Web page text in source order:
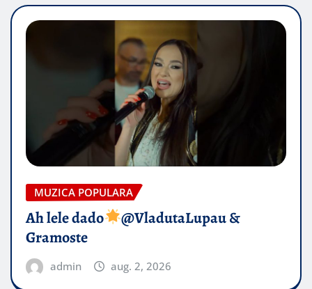
MUZICA POPULARA
Ah lele dado​
@VladutaLupau &
Gramoste
admin aug. 2, 2026